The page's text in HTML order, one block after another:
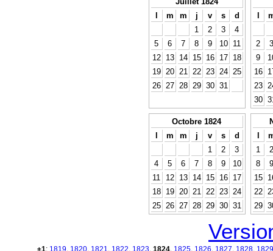
l
m m j v s
d
1
2 3
4
5
6 7 8 9 10
11
12
13 14 15 16 17
18
19
20 21 22 23 24
25
26
27 28 29 30 31
l
2
3
9
16
23
30
Octobre 1824
l
m m j v s
d
1
2
3
4
5 6 7 8 9
10
11
12 13 14 15 16
17
18
19 20 21 22 23
24
25
26 27 28 29 30 31
l
1
2
8
9
15
22
29
±1: 1819 1820 1821 1822 1823 1824 1825 1826 1827 1828 1829